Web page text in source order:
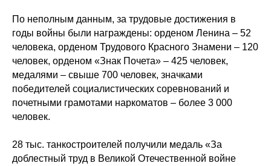
По неполным данным, за трудовые достижения в
годы войны были награждены: орденом Ленина – 52
человека, орденом Трудового Красного Знамени – 120
человек, орденом «Знак Почета» – 425 человек,
медалями – свыше 700 человек, значками
победителей социалистических соревнований и
почетными грамотами наркоматов – более 3 000
человек.
28 тыс. танкостроителей получили медаль «За
доблестный труд в Великой Отечественной войне